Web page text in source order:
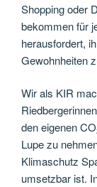
Shopping oder
bekommen für
herausfordert,
Gewohnheiten
Wir als KIR
den eigenen CO
Lupe zu
Klimaschutz
umsetzbar ist.